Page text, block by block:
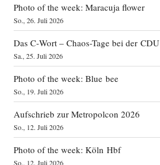
Photo of the week: Maracuja flower
So., 26. Juli 2026
Das C‑Wort – Chaos-Tage bei der CDU
Sa., 25. Juli 2026
Photo of the week: Blue bee
So., 19. Juli 2026
Aufschrieb zur Metropolcon 2026
So., 12. Juli 2026
Photo of the week: Köln Hbf
So., 12. Juli 2026